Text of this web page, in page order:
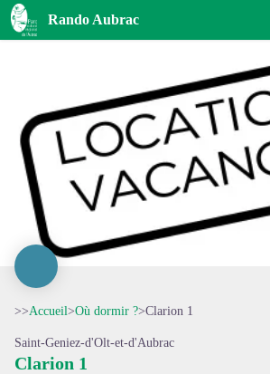
Rando Aubrac
Clarion 1
>>Accueil>Où dormir ?>Clarion 1
Saint-Geniez-d'Olt-et-d'Aubrac
Clarion 1